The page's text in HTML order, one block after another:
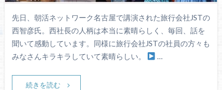
先日、朝活ネットワーク名古屋で講演された旅行会社JSTの
西智彦氏。西社長の人柄は本当に素晴らしく、毎回、話を
聞いて感動しています。同様に旅行会社JSTの社員の方々も
みなさんキラキラしていて素晴らしい。
…
続きを読む